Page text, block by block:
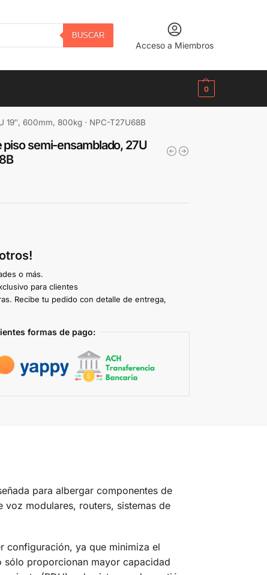
BUSCAR
Acceso a Miembros
0
600mm, 800kg · NPC-T27U68B
semi-ensamblado, 27U
o más.
para clientes
Recibe tu pedido con detalle de entrega,
formas de pago:
para albergar componentes de
modulares, routers, sistemas de
configuración, ya que minimiza el
sólo proporcionan mayor capacidad